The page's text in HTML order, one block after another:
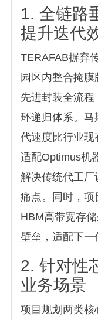
1. 全链路
提升迭代
TERAFAB摒弃
园区内整合掩膜
先进封装全流程
环递归体系。马
代速度比行业现
适配Optimus机
解决传统代工厂
痛点。同时，项
HBM高带宽存
壁垒，适配下一
2. 针对性
业务场景
项目规划两类核